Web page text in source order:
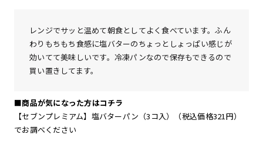
レンジでサッと温めて朝食としてよく食べています。ふん
わりもちもち食感に塩バターのちょっとしょっぱい感じが
効いてて美味しいです。冷凍パンなので保存もできるので
買い置きしてます。
■商品が気になった方はコチラ
【セブンプレミアム】塩バターパン（3コ入）（税込価格321円）
でお調べください